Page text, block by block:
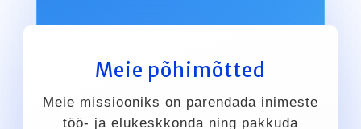
Meie põhimõtted
Meie missiooniks on parendada inimeste
töö- ja elukeskkonda ning pakkuda